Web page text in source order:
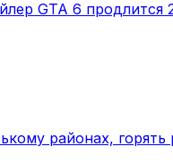
GTA 6 продлится
районах,